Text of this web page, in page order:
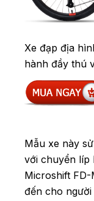
Xe đạp địa
hành đầy thú
Mẫu xe này
với chuyển líp
Microshift FD-
đến cho người